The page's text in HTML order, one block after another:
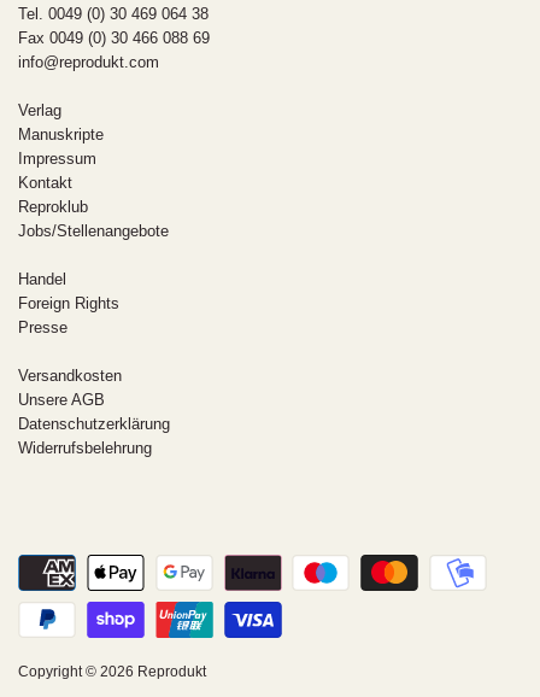
Tel. 0049 (0) 30 469 064 38
Fax 0049 (0) 30 466 088 69
info@reprodukt.com
Verlag
Manuskripte
Impressum
Kontakt
Reproklub
Jobs/Stellenangebote
Handel
Foreign Rights
Presse
Versandkosten
Unsere AGB
Datenschutzerklärung
Widerrufsbelehrung
Copyright © 2026 Reprodukt